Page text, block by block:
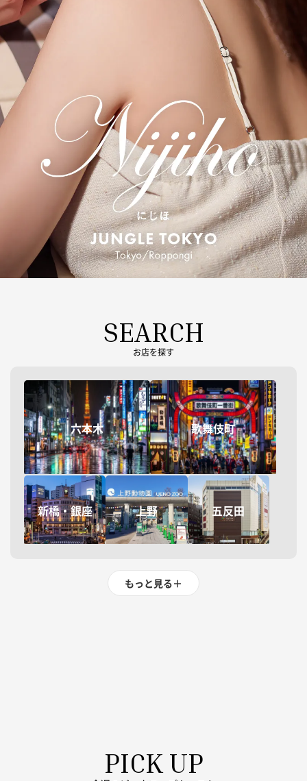
SEARCH
お店を探す
六本木 歌舞伎町
新橋・銀座 上野 五反田
もっと見る＋
PICK UP